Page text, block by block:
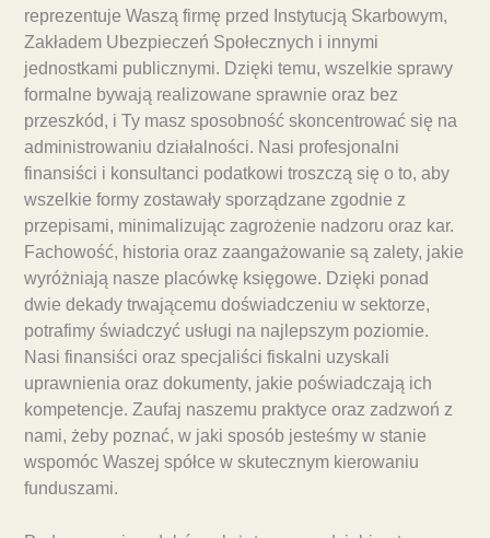
reprezentuje Waszą firmę przed Instytucją Skarbowym,
Zakładem Ubezpieczeń Społecznych i innymi
jednostkami publicznymi. Dzięki temu, wszelkie sprawy
formalne bywają realizowane sprawnie oraz bez
przeszkód, i Ty masz sposobność skoncentrować się na
administrowaniu działalności. Nasi profesjonalni
finansiści i konsultanci podatkowi troszczą się o to, aby
wszelkie formy zostawały sporządzane zgodnie z
przepisami, minimalizując zagrożenie nadzoru oraz kar.
Fachowość, historia oraz zaangażowanie są zalety, jakie
wyróżniają nasze placówkę księgowe. Dzięki ponad
dwie dekady trwającemu doświadczeniu w sektorze,
potrafimy świadczyć usługi na najlepszym poziomie.
Nasi finansiści oraz specjaliści fiskalni uzyskali
uprawnienia oraz dokumenty, jakie poświadczają ich
kompetencje. Zaufaj naszemu praktyce oraz zadzwoń z
nami, żeby poznać, w jaki sposób jesteśmy w stanie
wspomóc Waszej spółce w skutecznym kierowaniu
funduszami.